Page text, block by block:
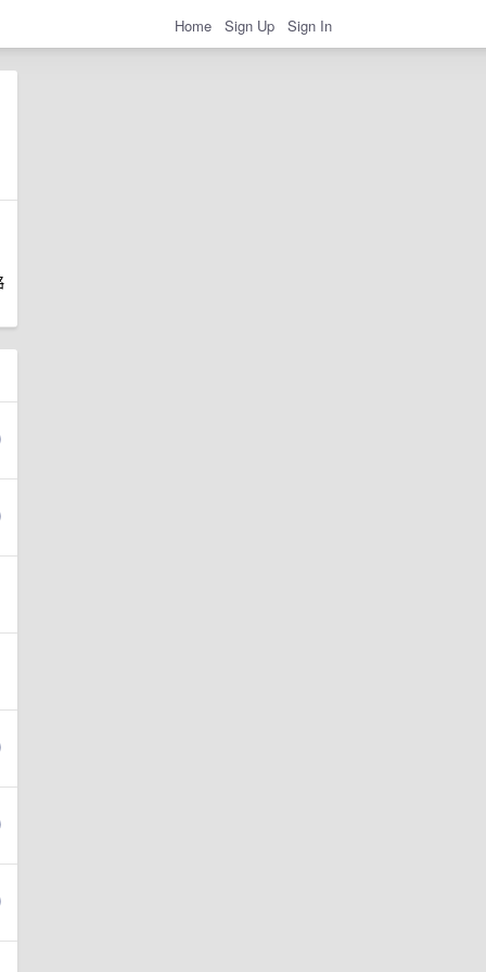
Home Sign Up Sign In